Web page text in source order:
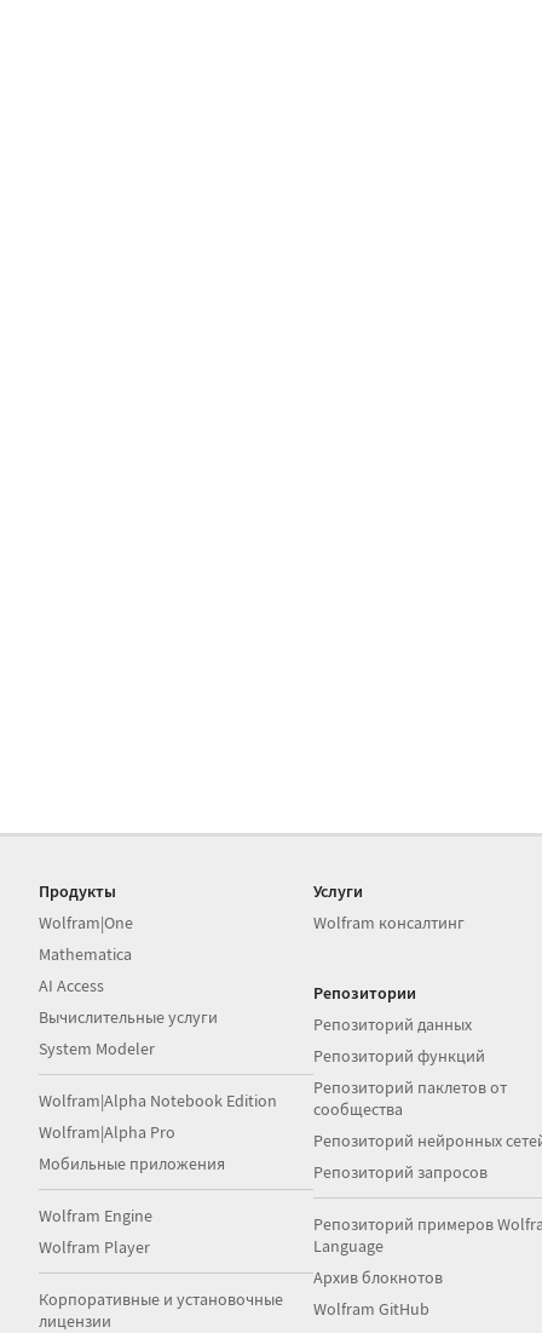
Продукты
Wolfram|One
Mathematica
AI Access
Вычислительные услуги
System Modeler
Wolfram|Alpha Notebook Edition
Wolfram|Alpha Pro
Мобильные приложения
Wolfram Engine
Wolfram Player
Корпоративные и установочные
лицензии
Услуги
Wolfram консалтинг
Репозитории
Репозиторий данных
Репозиторий функций
Репозиторий паклетов от
сообщества
Репозиторий нейронных
Репозиторий запросов
Репозиторий примеров
Language
Архив блокнотов
Wolfram GitHub